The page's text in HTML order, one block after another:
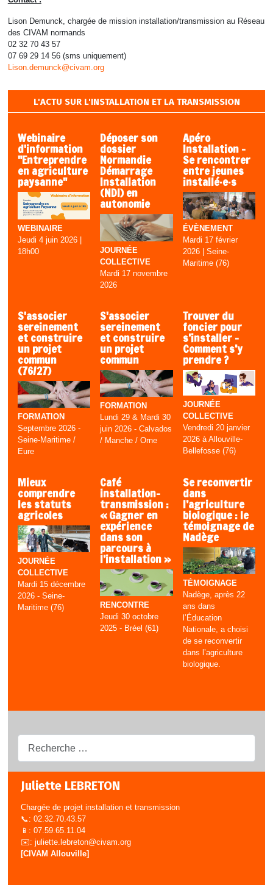
Juliette LEBRETON
Chargée de projet installation et transmission
📞: 02.32.70.43.57
📱: 07.59.65.11.04
✉️: juliette.lebreton@civam.org
[CIVAM Allouville]
Lison Demunck, chargée de mission installation/transmission au Réseau
des CIVAM normands
02 32 70 43 57
07 69 29 14 56 (sms uniquement)
Lison.demunck@civam.org
L'ACTU SUR L'INSTALLATION ET LA TRANSMISSION
Webinaire
d'information
"Entreprendre
en agriculture
paysanne"
WEBINAIRE
Jeudi 4 juin 2026 |
18h00
Déposer son
dossier
Normandie
Démarrage
Installation
(NDI) en
autonomie
JOURNÉE
COLLECTIVE
Mardi 17 novembre
2026
Apéro
Installation –
Se rencontrer
entre jeunes
installé·e·s
ÉVÈNEMENT
Mardi 17 février
2026 | Seine-
Maritime (76)
S'associer
sereinement
et construire
un projet
commun
(76/27)
FORMATION
Septembre 2026 -
Seine-Maritime /
Eure
S'associer
sereinement
et construire
un projet
commun
FORMATION
Lundi 29 & Mardi 30
juin 2026 - Calvados
/ Manche / Orne
Trouver du
foncier pour
s’installer -
Comment s’y
prendre ?
JOURNÉE
COLLECTIVE
Vendredi 20 janvier
2026 à Allouville-
Bellefosse (76)
Mieux
comprendre
les statuts
agricoles
JOURNÉE
COLLECTIVE
Mardi 15 décembre
2026 - Seine-
Maritime (76)
Café
installation-
transmission :
« Gagner en
expérience
dans son
parcours à
l’installation »
RENCONTRE
Jeudi 30 octobre
2025 - Bréel (61)
Se reconvertir
dans
l’agriculture
biologique : le
témoignage de
Nadège
TÉMOIGNAGE
Nadège, après 22
ans dans
l’Éducation
Nationale, a choisi
de se reconvertir
dans l’agriculture
biologique.